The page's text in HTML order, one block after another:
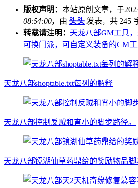
版权声明： 本站原创文章，于
08:54:00，由 头头 发表，共 245
转载请注明： 天龙八部GM工具，
可换门派，可自定义装备的GM
天龙八部shoptable.txt每列的解释
天龙八部控制反贼和宵小的脚步路径。
天龙八部镜湖仙草药鼎给的奖励物品脚